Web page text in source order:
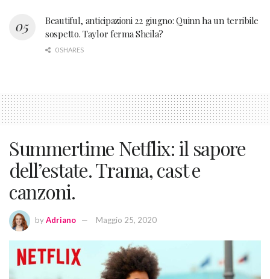
Beautiful, anticipazioni 22 giugno: Quinn ha un terribile
sospetto. Taylor ferma Sheila?
0 SHARES
Summertime Netflix: il sapore
dell’estate. Trama, cast e
canzoni.
byAdriano Maggio 25, 2020